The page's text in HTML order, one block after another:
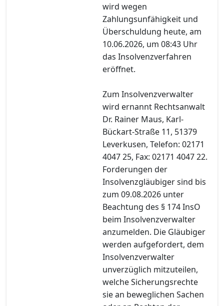
wird wegen
Zahlungsunfähigkeit und
Überschuldung heute, am
10.06.2026, um 08:43 Uhr
das Insolvenzverfahren
eröffnet.
Zum Insolvenzverwalter
wird ernannt Rechtsanwalt
Dr. Rainer Maus, Karl-
Bückart-Straße 11, 51379
Leverkusen, Telefon: 02171
4047 25, Fax: 02171 4047 22.
Forderungen der
Insolvenzgläubiger sind bis
zum 09.08.2026 unter
Beachtung des § 174 InsO
beim Insolvenzverwalter
anzumelden. Die Gläubiger
werden aufgefordert, dem
Insolvenzverwalter
unverzüglich mitzuteilen,
welche Sicherungsrechte
sie an beweglichen Sachen